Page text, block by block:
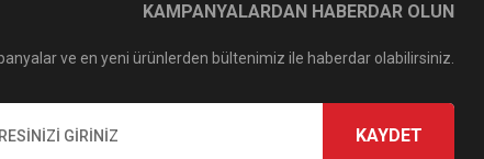
KAMPANYALARDAN HABERDAR OLUN
ve en yeni ürünlerden bültenimiz ile haberdar olabilirsiniz.
KAYDET